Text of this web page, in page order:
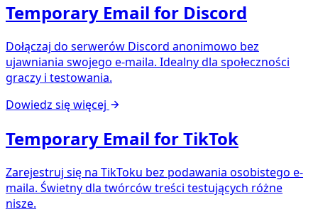
Temporary Email for Discord
Dołączaj do serwerów Discord anonimowo bez
ujawniania swojego e-maila. Idealny dla społeczności
graczy i testowania.
Dowiedz się więcej
Temporary Email for TikTok
Zarejestruj się na TikToku bez podawania osobistego e-
maila. Świetny dla twórców treści testujących różne
nisze.